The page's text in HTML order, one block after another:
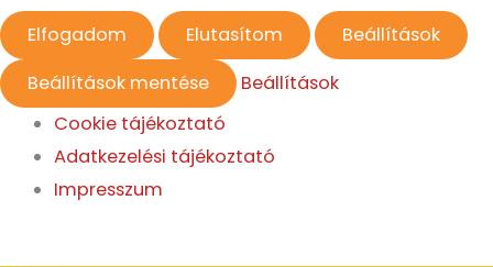
Elfogadom Elutasítom
Beállítások
Beállítások mentése
Beállítások
Cookie tájékoztató
Adatkezelési tájékoztató
Impresszum